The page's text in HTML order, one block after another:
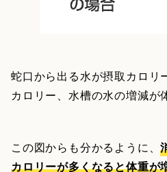
蛇口から出る水が摂取カロリ
カロリー、水槽の水の増減が
この図からも分かるように、
カロリーが多くなると体重が